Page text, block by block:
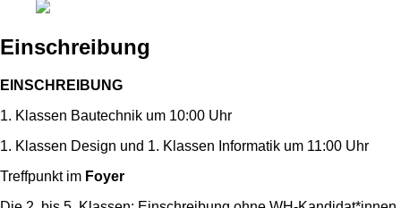
Einschreibung
EINSCHREIBUNG
1. Klassen Bautechnik um 10:00 Uhr
1. Klassen Design und 1. Klassen Informatik um 11:00 Uhr
Treffpunkt im Foyer